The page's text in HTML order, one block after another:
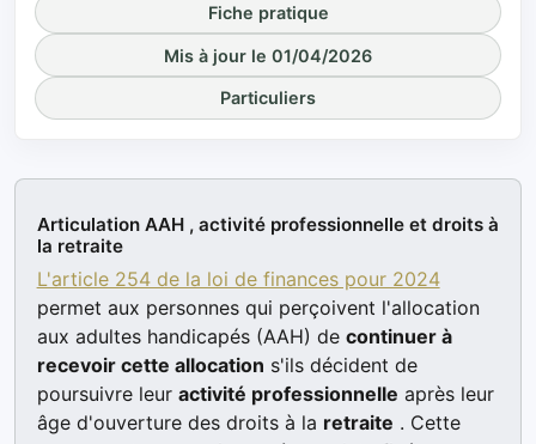
Fiche pratique
Mis à jour le 01/04/2026
Particuliers
Articulation AAH , activité professionnelle et droits à
la retraite
L'article 254 de la loi de finances pour 2024
permet aux personnes qui perçoivent l'allocation
aux adultes handicapés (AAH) de continuer à
recevoir cette allocation s'ils décident de
poursuivre leur activité professionnelle après leur
âge d'ouverture des droits à la retraite . Cette